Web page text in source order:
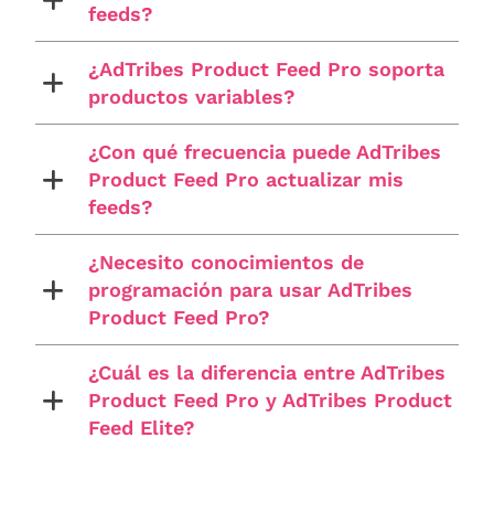
feeds?
¿AdTribes Product Feed Pro soporta
productos variables?
¿Con qué frecuencia puede AdTribes
Product Feed Pro actualizar mis
feeds?
¿Necesito conocimientos de
programación para usar AdTribes
Product Feed Pro?
¿Cuál es la diferencia entre AdTribes
Product Feed Pro y AdTribes Product
Feed Elite?